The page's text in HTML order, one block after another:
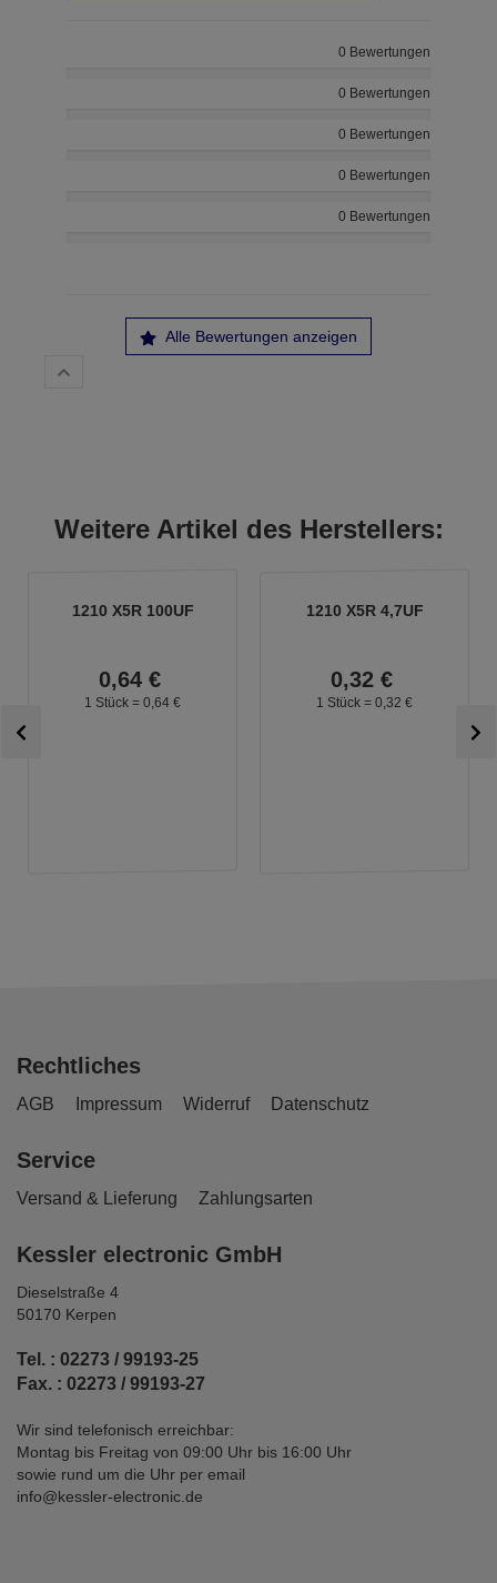
0 Bewertungen
0 Bewertungen
0 Bewertungen
0 Bewertungen
0 Bewertungen
Alle Bewertungen anzeigen
Weitere Artikel des Herstellers:
1210 X5R 100UF
0,64 €
1 Stück = 0, 64 €
1210 X5R 4,7UF
0,32 €
1 Stück = 0, 32 €
Rechtliches
AGB Impressum Widerruf Datenschutz
Service
Versand & Lieferung Zahlungsarten
Kessler electronic GmbH
Dieselstraße 4
50170 Kerpen
Tel. : 02273 / 99193-25
Fax. : 02273 / 99193-27
Wir sind telefonisch erreichbar:
Montag bis Freitag von 09:00 Uhr bis 16:00 Uhr
sowie rund um die Uhr per email
info@kessler-electronic.de